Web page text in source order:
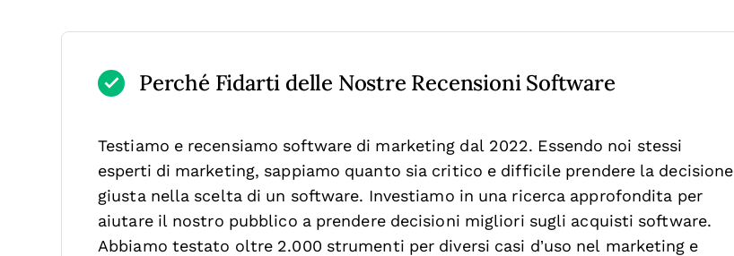
Perché Fidarti delle Nostre Recensioni Software
Testiamo e recensiamo software di marketing dal 2022. Essendo noi stessi
esperti di marketing, sappiamo quanto sia critico e difficile prendere la decisione
giusta nella scelta di un software. Investiamo in una ricerca approfondita per
aiutare il nostro pubblico a prendere decisioni migliori sugli acquisti software.
Abbiamo testato oltre 2.000 strumenti per diversi casi d’uso nel marketing e